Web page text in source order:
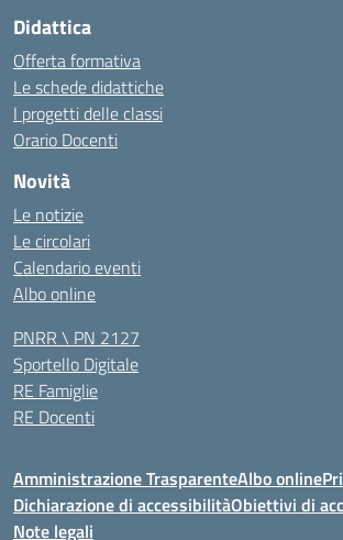
Didattica
Offerta formativa
Le schede didattiche
I progetti delle classi
Orario Docenti
Novità
Le notizie
Le circolari
Calendario eventi
Albo online
PNRR \ PN 2127
Sportello Digitale
RE Famiglie
RE Docenti
Amministrazione TrasparenteAlbo online
Dichiarazione di accessibilitàObiettivi di
Note legali